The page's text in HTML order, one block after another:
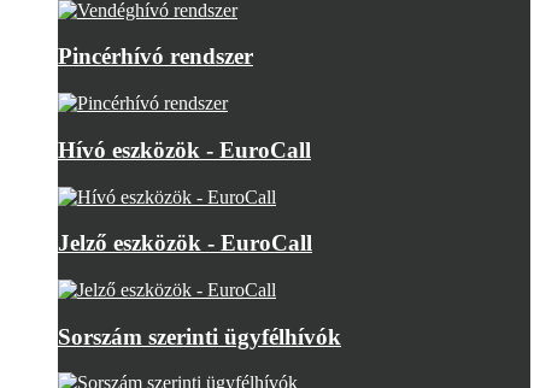
Pincérhívó rendszer
Hívó eszközök - EuroCall
Jelző eszközök - EuroCall
Sorszám szerinti ügyfélhívók